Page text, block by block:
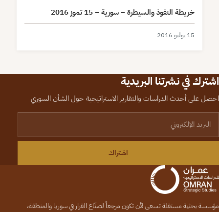
خريطة النفوذ والسيطرة – سورية – 15 تموز 2016
15 يوليو 2016
اشترك في نشرتنا البريدية
احصل على أحدث الدراسات والتقارير الاستراتيجية حول الشأن السوري
اشتراك
مؤسسة بحثية مستقلة تسعى لأن تكون مرجعاً لصنّاع القرار في سوريا والمنطقة،